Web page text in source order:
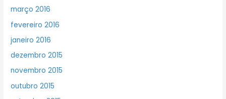
março 2016
fevereiro 2016
janeiro 2016
dezembro 2015
novembro 2015
outubro 2015